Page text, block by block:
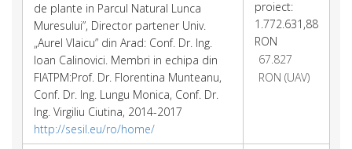
de plante in Parcul Natural Lunca
Muresului”, Director partener Univ.
„Aurel Vlaicu” din Arad: Conf. Dr. Ing.
Ioan Calinovici. Membri in echipa din
FIATPM:Prof. Dr. Florentina Munteanu,
Conf. Dr. Ing. Lungu Monica, Conf. Dr.
Ing. Virgiliu Ciutina, 2014-2017
http://sesil.eu/ro/home/
proiect:
1.772.631,88
RON
67.827
RON (UAV)